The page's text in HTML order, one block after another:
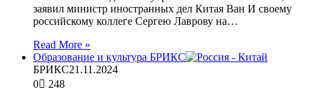
заявил министр иностранных дел Китая Ван И своему
российскому коллеге Сергею Лаврову на…
Read More »
Образование и культура БРИКС
БРИКС21.11.2024
0
248